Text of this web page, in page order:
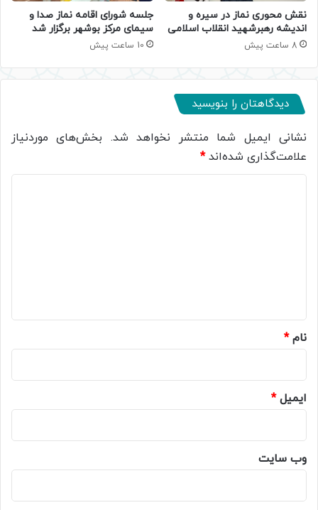
نقش محوری نماز در سیره و
اندیشه رهبرشهید انقلاب اسلامی
8 ساعت پیش
جلسه شورای اقامه نماز صدا و
سیمای مرکز بوشهر برگزار شد
10 ساعت پیش
دیدگاهتان را بنویسید
نشانی ایمیل شما منتشر نخواهد شد. بخش‌های موردنیاز
علامت‌گذاری شده‌اند*
نام*
ایمیل*
وب‌ سایت